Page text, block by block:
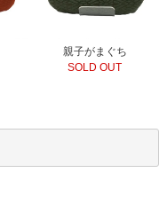
親子がまぐち
SOLD OUT